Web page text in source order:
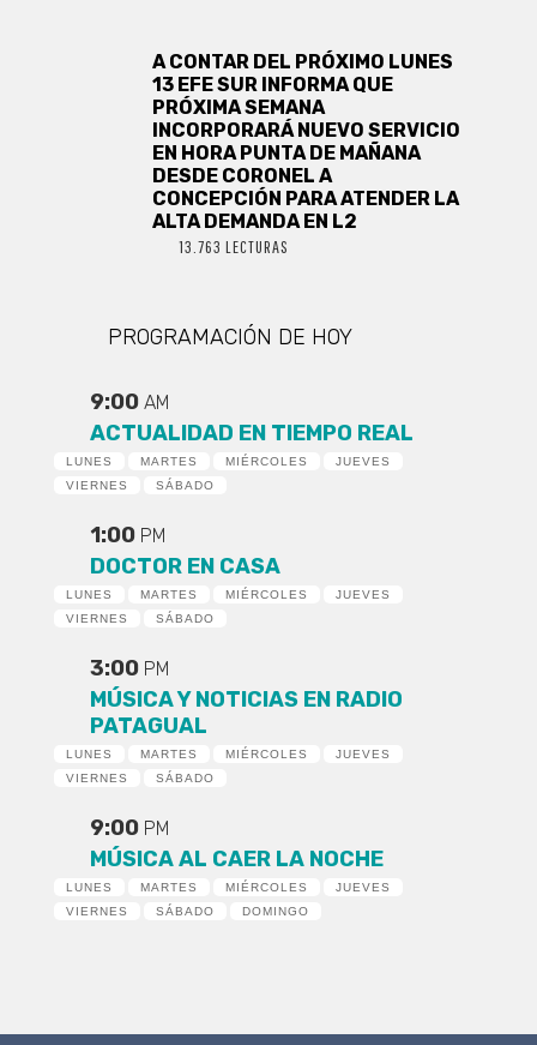
A CONTAR DEL PRÓXIMO LUNES
13 EFE SUR INFORMA QUE
PRÓXIMA SEMANA
INCORPORARÁ NUEVO SERVICIO
EN HORA PUNTA DE MAÑANA
DESDE CORONEL A
CONCEPCIÓN PARA ATENDER LA
ALTA DEMANDA EN L2
13.763 LECTURAS
PROGRAMACIÓN DE HOY
9:00 AM
ACTUALIDAD EN TIEMPO REAL
LUNES MARTES MIÉRCOLES
JUEVES
VIERNES
SÁBADO
1:00 PM
DOCTOR EN CASA
LUNES MARTES MIÉRCOLES
JUEVES
VIERNES
SÁBADO
3:00 PM
MÚSICA Y NOTICIAS EN RADIO
PATAGUAL
LUNES MARTES MIÉRCOLES
JUEVES
VIERNES
SÁBADO
9:00 PM
MÚSICA AL CAER LA NOCHE
LUNES MARTES MIÉRCOLES
JUEVES
VIERNES
SÁBADO DOMINGO